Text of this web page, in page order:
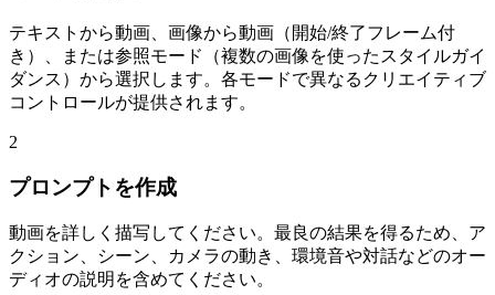
テキストから動画、画像から動画（開始/終了フレーム付
き）、または参照モード（複数の画像を使ったスタイルガイ
ダンス）から選択します。各モードで異なるクリエイティブ
コントロールが提供されます。
2
プロンプトを作成
動画を詳しく描写してください。最良の結果を得るため、ア
クション、シーン、カメラの動き、環境音や対話などのオー
ディオの説明を含めてください。